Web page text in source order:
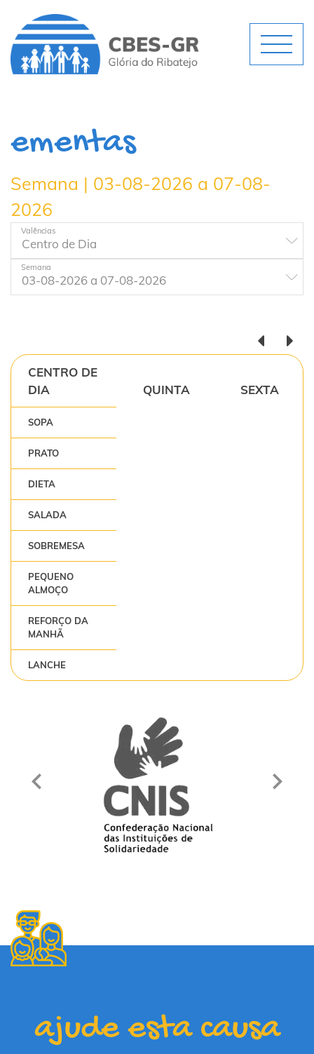
ementas
Semana | 03-08-2026 a 07-08-
2026
Valências
Semana
CENTRO DE
DIA
QUINTA SEXTA
SOPA
PRATO
DIETA
SALADA
SOBREMESA
PEQUENO
ALMOÇO
REFORÇO DA
MANHÃ
LANCHE
ajude esta causa